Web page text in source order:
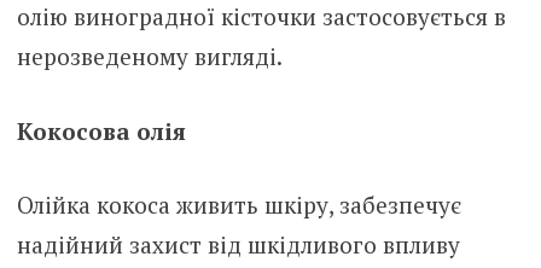
олію виноградної кісточки застосовується в
нерозведеному вигляді.
Кокосова олія
Олійка кокоса живить шкіру, забезпечує
надійний захист від шкідливого впливу